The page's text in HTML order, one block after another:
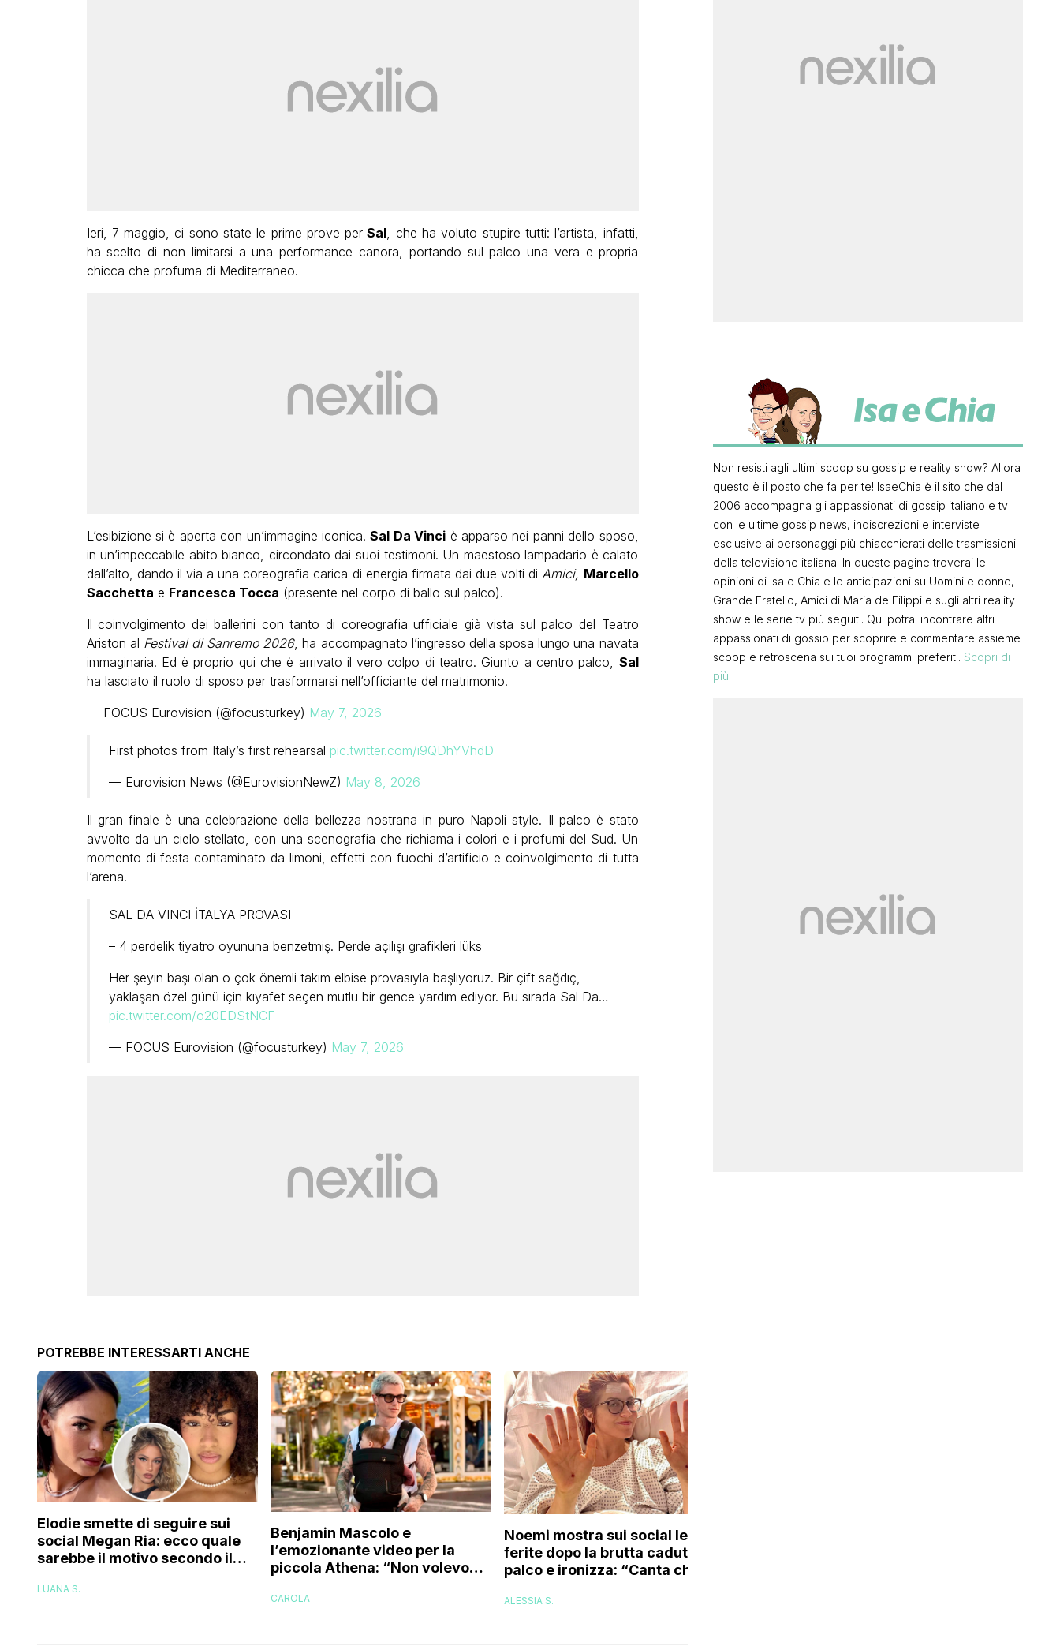
Ieri, 7 maggio, ci sono state le prime prove per Sal, che ha voluto stupire tutti: l’artista, infatti,
ha scelto di non limitarsi a una performance canora, portando sul palco una vera e propria
chicca che profuma di Mediterraneo.
L’esibizione si è aperta con un’immagine iconica.Sal Da Vinci è apparso nei panni dello sposo,
in un’impeccabile abito bianco, circondato dai suoi testimoni. Un maestoso lampadario è calato
dall’alto, dando il via a una coreografia carica di energia firmata dai due volti diAmici, Marcello
Sacchetta e Francesca Tocca (presente nel corpo di ballo sul palco).
Il coinvolgimento dei ballerini con tanto di coreografia ufficiale già vista sul palco del Teatro
Ariston al Festival di Sanremo 2026, ha accompagnato l’ingresso della sposa lungo una navata
immaginaria. Ed è proprio qui che è arrivato il vero colpo di teatro. Giunto a centro palco, Sal
ha lasciato il ruolo di sposo per trasformarsi nell’officiante del matrimonio.
— FOCUS Eurovision (@focusturkey) May 7, 2026
First photos from Italy’s first rehearsal pic.twitter.com/i9QDhYVhdD
— Eurovision News (@EurovisionNewZ) May 8, 2026
Il gran finale è una celebrazione della bellezza nostrana in puro Napoli style. Il palco è stato
avvolto da un cielo stellato, con una scenografia che richiama i colori e i profumi del Sud. Un
momento di festa contaminato da limoni, effetti con fuochi d’artificio e coinvolgimento di tutta
l’arena.
SAL DA VINCI İTALYA PROVASI
– 4 perdelik tiyatro oyununa benzetmiş. Perde açılışı grafikleri lüks
Her şeyin başı olan o çok önemli takım elbise provasıyla başlıyoruz. Bir çift sağdıç,
yaklaşan özel günü için kıyafet seçen mutlu bir gence yardım ediyor. Bu sırada Sal Da…
pic.twitter.com/o20EDStNCF
— FOCUS Eurovision (@focusturkey) May 7, 2026
POTREBBE INTERESSARTI ANCHE
Elodie smette di seguire sui
social Megan Ria: ecco quale
sarebbe il motivo secondo il
LUANA S.
Benjamin Mascolo e
l’emozionante video per la
piccola Athena: “Non volevo
essere capace, ma poi…”
CAROLA
Noemi mostra sui social le
ferite dopo la brutta caduta dal
palco e ironizza: “Canta che ti
ALESSIA S.
Non resisti agli ultimi scoop su gossip e reality show? Allora
questo è il posto che fa per te! IsaeChia è il sito che dal
2006 accompagna gli appassionati di gossip italiano e tv
con le ultime gossip news, indiscrezioni e interviste
esclusive ai personaggi più chiacchierati delle trasmissioni
della televisione italiana. In queste pagine troverai le
opinioni di Isa e Chia e le anticipazioni su Uomini e donne,
Grande Fratello, Amici di Maria de Filippi e sugli altri reality
show e le serie tv più seguiti. Qui potrai incontrare altri
appassionati di gossip per scoprire e commentare assieme
scoop e retroscena sui tuoi programmi preferiti. Scopri di
più!